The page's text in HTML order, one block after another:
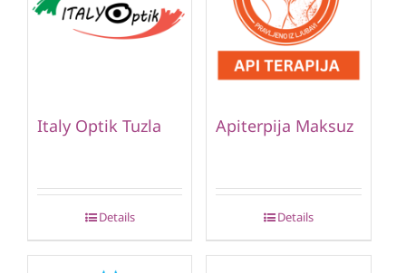
Italy Optik Tuzla
Details
Apiterpija Maksuz
Details